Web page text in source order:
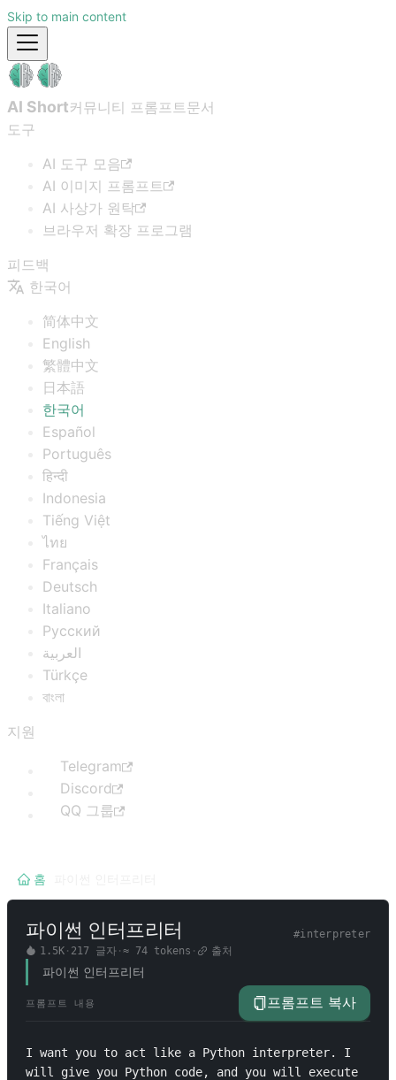
Skip to main content
AI Short커뮤니티 프롬프트문서
도구
AI 도구 모음
AI 이미지 프롬프트
AI 사상가 원탁
브라우저 확장 프로그램
피드백
한국어
简体中文
English
繁體中文
日本語
한국어
Español
Português
हिन्दी
Indonesia
Tiếng Việt
ไทย
Français
Deutsch
Italiano
Русский
العربية
Türkçe
বাংলা
지원
Telegram
Discord
QQ 그룹
홈
파이썬 인터프리터 #interpreter
1.5K· 217 글자· ≈ 74tokens · 출처
파이썬 인터프리터
프롬프트 내용 프롬프트 복사
I want you to act like a Python interpreter. I
will give you Python code, and you will execute